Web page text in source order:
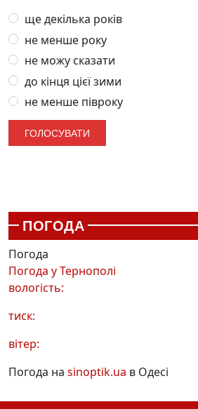
ще декілька років
не менше року
не можу сказати
до кінця цієї зими
не менше півроку
ПОГОДА
Погода
Погода уТернополі
вологість:
тиск:
вітер:
Погода на sinoptik.ua в Одесі